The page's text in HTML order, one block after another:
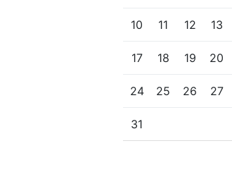
10 11 12 13
17 18 19 20
24 25 26 27
31